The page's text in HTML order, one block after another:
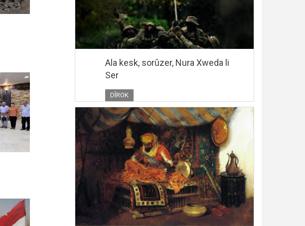
Ala kesk, sorûzer, Nura Xweda li
Ser
DÎROK